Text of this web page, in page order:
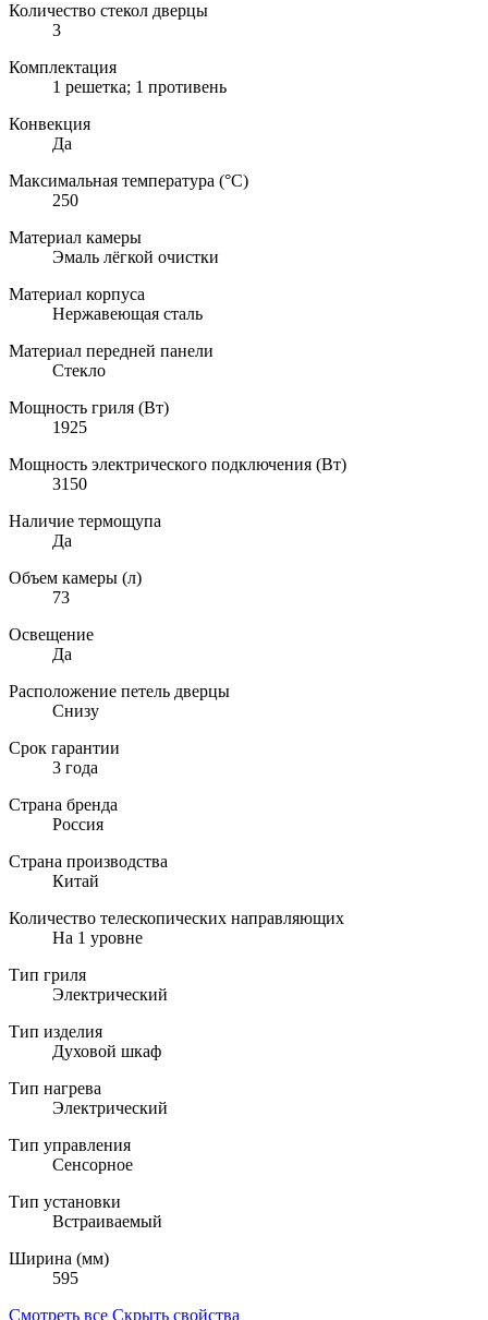
Количество стекол дверцы
3
Комплектация
1 решетка; 1 противень
Конвекция
Да
Максимальная температура (°C)
250
Материал камеры
Эмаль лёгкой очистки
Материал корпуса
Нержавеющая сталь
Материал передней панели
Стекло
Мощность гриля (Вт)
1925
Мощность электрического подключения (Вт)
3150
Наличие термощупа
Да
Объем камеры (л)
73
Освещение
Да
Расположение петель дверцы
Снизу
Срок гарантии
3 года
Страна бренда
Россия
Страна производства
Китай
Количество телескопических направляющих
На 1 уровне
Тип гриля
Электрический
Тип изделия
Духовой шкаф
Тип нагрева
Электрический
Тип управления
Сенсорное
Тип установки
Встраиваемый
Ширина (мм)
595
Смотреть все Скрыть свойства